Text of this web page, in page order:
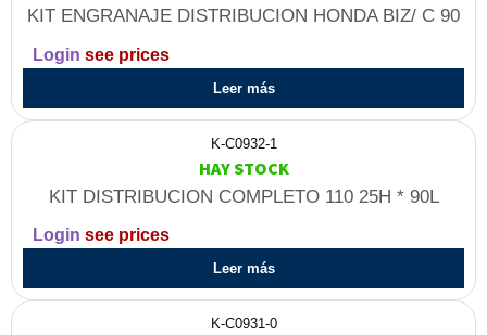
KIT ENGRANAJE DISTRIBUCION HONDA BIZ/ C 90
Login see prices
Leer más
K-C0932-1
HAY STOCK
KIT DISTRIBUCION COMPLETO 110 25H * 90L
Login see prices
Leer más
K-C0931-0